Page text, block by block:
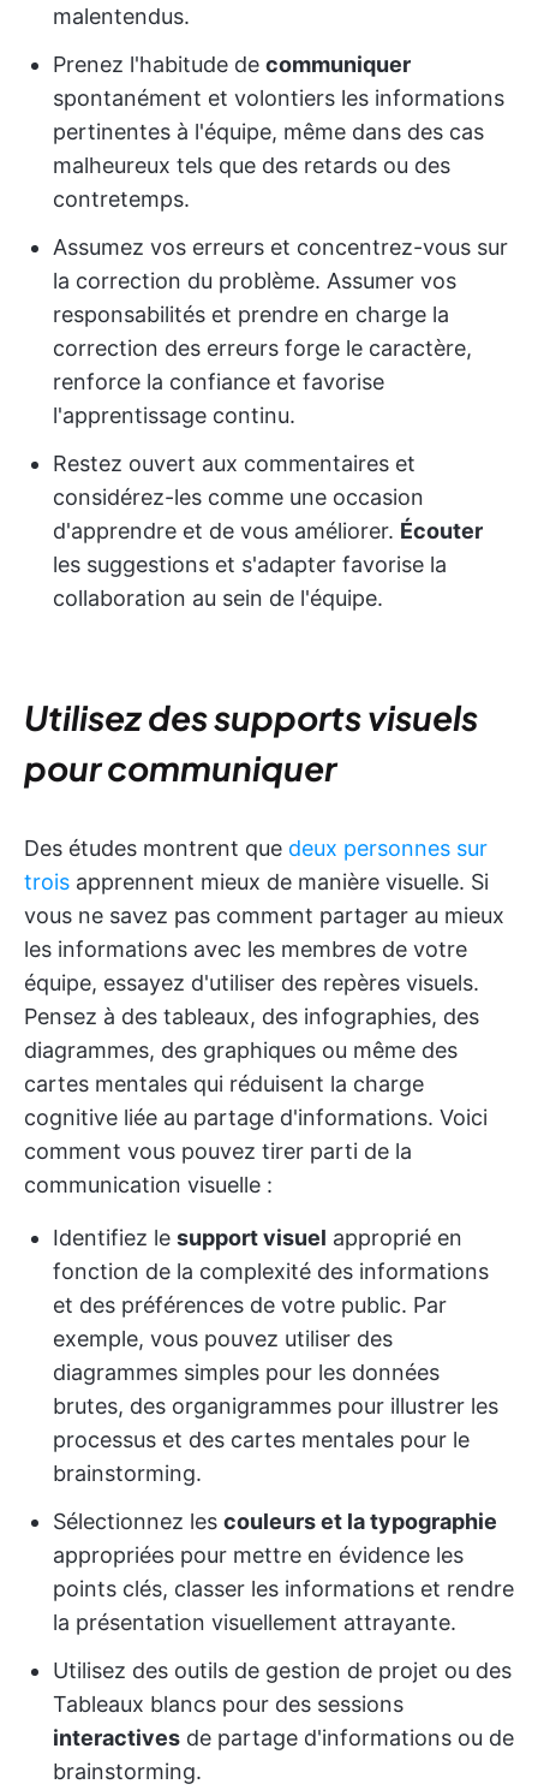
malentendus.
Prenez l'habitude de communiquer
spontanément et volontiers les informations
pertinentes à l'équipe, même dans des cas
malheureux tels que des retards ou des
contretemps.
Assumez vos erreurs et concentrez-vous sur
la correction du problème. Assumer vos
responsabilités et prendre en charge la
correction des erreurs forge le caractère,
renforce la confiance et favorise
l'apprentissage continu.
Restez ouvert aux commentaires et
considérez-les comme une occasion
d'apprendre et de vous améliorer. Écouter
les suggestions et s'adapter favorise la
collaboration au sein de l'équipe.
Utilisez des supports visuels
pour communiquer
Des études montrent que deux personnes sur
trois apprennent mieux de manière visuelle. Si
vous ne savez pas comment partager au mieux
les informations avec les membres de votre
équipe, essayez d'utiliser des repères visuels.
Pensez à des tableaux, des infographies, des
diagrammes, des graphiques ou même des
cartes mentales qui réduisent la charge
cognitive liée au partage d'informations. Voici
comment vous pouvez tirer parti de la
communication visuelle :
Identifiez le support visuel approprié en
fonction de la complexité des informations
et des préférences de votre public. Par
exemple, vous pouvez utiliser des
diagrammes simples pour les données
brutes, des organigrammes pour illustrer les
processus et des cartes mentales pour le
brainstorming.
Sélectionnez les couleurs et la typographie
appropriées pour mettre en évidence les
points clés, classer les informations et rendre
la présentation visuellement attrayante.
Utilisez des outils de gestion de projet ou des
Tableaux blancs pour des sessions
interactives de partage d'informations ou de
brainstorming.